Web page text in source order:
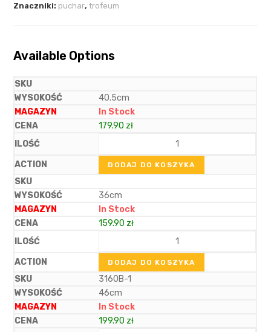
Znaczniki: puchar,trofeum
Available Options
40.5cm
In Stock
179.90 zł
DODAJ DO KOSZYKA
36cm
In Stock
159.90 zł
DODAJ DO KOSZYKA
3160B-1
46cm
In Stock
199.90 zł